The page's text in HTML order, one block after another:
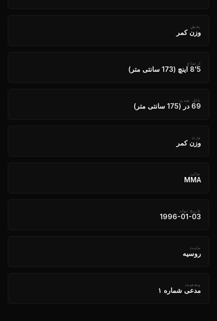
بخش
وزن کمر
ارتفاع
5'8 اینچ (173 سانتی متر)
نائل شدن
69 در (175 سانتی متر)
وزن
وزن کمر
حالت
MMA
تاریخ تولد
1996-01-03
ملیت
روسیه
وضعیت
مدعی شماره ۱